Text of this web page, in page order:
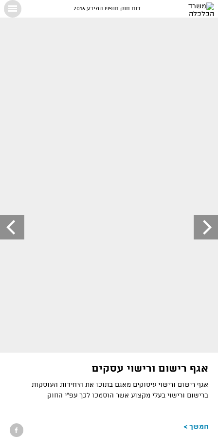
דוח חוק חופש המידע 2016
אגף רישום ורישוי עסקים
אגף רישום ורישוי עיסוקים מאגם בתוכו את היחידות העוסקות
ברישום ורישוי בעלי מקצוע אשר הוסמכו לכך עפ"י החוק
המשך
X